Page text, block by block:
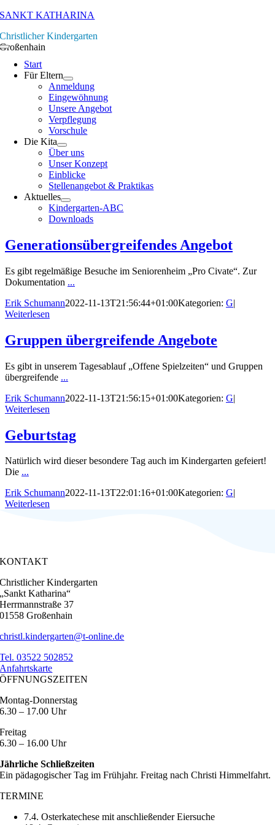
Zum
springen
SANKT KATHARINA
Christlicher Kindergarten
Großenhain
Toggle
Navigation
Start
Für Eltern
Anmeldung
Eingewöhnung
Unsere Angebot
Verpflegung
Vorschule
Die Kita
Über uns
Unser Konzept
Einblicke
Stellenangebot & Praktikas
Aktuelles
Kindergarten-ABC
Downloads
Generationsübergreifendes Angebot
Es gibt regelmäßige Besuche im Seniorenheim „Pro Civate“. Zur
Dokumentation ...
Erik Schumann2022-11-13T21:56:44+01:00Kategorien: G|
Weiterlesen
Gruppen übergreifende Angebote
Es gibt in unserem Tagesablauf „Offene Spielzeiten“ und Gruppen
übergreifende ...
Erik Schumann2022-11-13T21:56:15+01:00Kategorien: G|
Weiterlesen
Geburtstag
Natürlich wird dieser besondere Tag auch im Kindergarten gefeiert!
Die ...
Erik Schumann2022-11-13T22:01:16+01:00Kategorien: G|
Weiterlesen
KONTAKT
Christlicher Kindergarten
„Sankt Katharina“
Herrmannstraße 37
01558 Großenhain
christl.kindergarten@t-online.de
Tel. 03522 502852
Anfahrtskarte
ÖFFNUNGSZEITEN
Montag-Donnerstag
6.30 – 17.00 Uhr
Freitag
6.30 – 16.00 Uhr
Jährliche Schließzeiten
Ein pädagogischer Tag im Frühjahr. Freitag nach Christi Himmelfahrt.
TERMINE
7.4. Osterkatechese mit anschließender Eiersuche